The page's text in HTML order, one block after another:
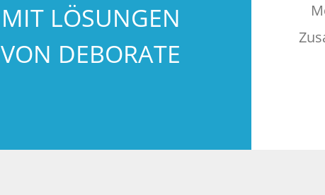
MIT LÖSUNGEN
VON DEBORATE